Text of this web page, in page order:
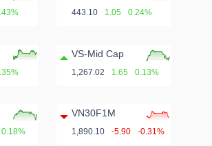
443.10 1.05 0.24%
VS-Mid Cap
1,267.02 1.65 0.13%
0.18%
VN30F1M
1,890.10 -5.90 -0.31%